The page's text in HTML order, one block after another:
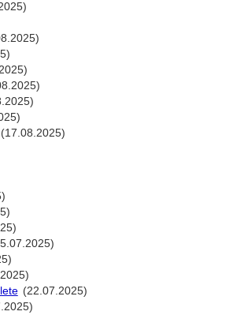
(17.08.2025)
(22.07.2025)